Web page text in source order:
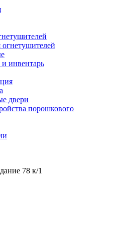
инвентарь
двери
порошкового
78 к/1